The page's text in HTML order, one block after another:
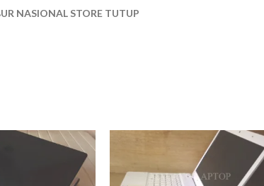
NASIONAL STORE TUTUP